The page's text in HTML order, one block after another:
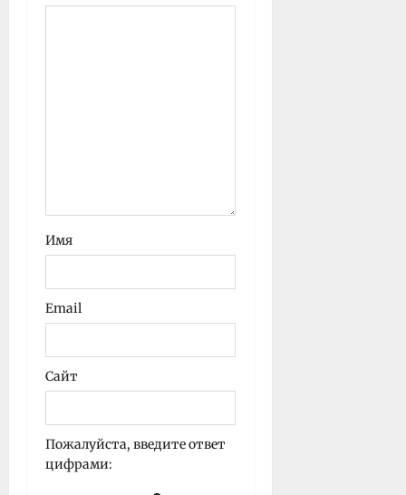
Имя
Email
Сайт
Пожалуйста, введите ответ
цифрами: